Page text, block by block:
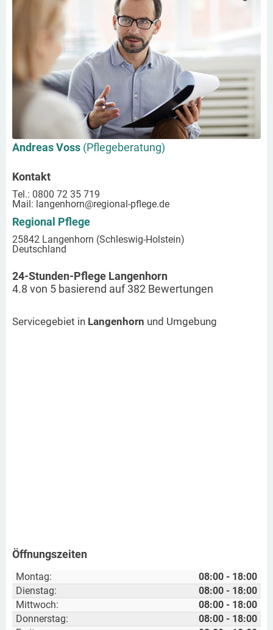
Andreas Voss (Pflegeberatung)
Kontakt
Tel.: 0800 72 35 719
Mail: langenhorn@regional-pflege.de
Regional Pflege
25842 Langenhorn (Schleswig-Holstein)
Deutschland
24-Stunden-Pflege Langenhorn
4.8 von 5 basierend auf382 Bewertungen
Servicegebiet in Langenhorn und Umgebung
Öffnungszeiten
Montag:
08:00 - 18:00
Dienstag:
08:00 - 18:00
Mittwoch:
08:00 - 18:00
Donnerstag:
08:00 - 18:00